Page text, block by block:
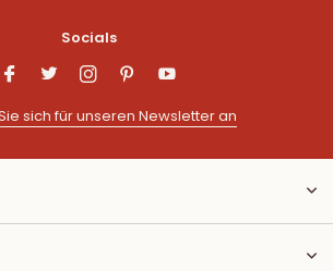
Socials
sich für unseren Newsletter an